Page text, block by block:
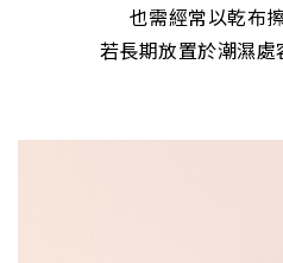
也需經常以乾布
若長期放置於潮濕